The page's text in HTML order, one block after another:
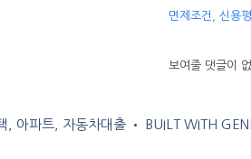
면제조건, 신용
보여줄 댓글이
, 아파트, 자동차대출 • BUILT WITH